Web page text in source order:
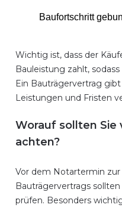
Baufortschritt
Wichtig ist, dass der
Bauleistung zahlt,
Ein Bauträgervertrag
Leistungen und Fristen
Worauf sollten
achten?
Vor dem Notartermin
Bauträgervertrags
prüfen. Besonders